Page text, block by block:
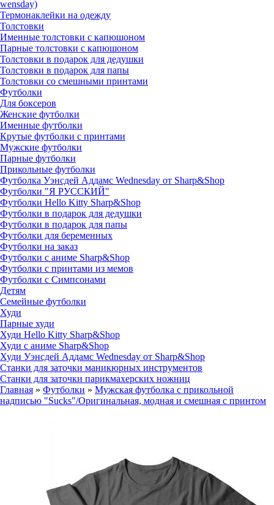
wensday)
Термонаклейки на одежду
Толстовки
Именные толстовки с капюшоном
Парные толстовки с капюшоном
Толстовки в подарок для дедушки
Толстовки в подарок для папы
Толстовки со смешными принтами
Футболки
Для боксеров
Женские футболки
Именные футболки
Крутые футболки с принтами
Мужские футболки
Парные футболки
Прикольные футболки
Футболка Уэнсдей Аддамс Wednesday от Sharp&Shop
Футболки "Я РУССКИЙ"
Футболки Hello Kitty Sharp&Shop
Футболки в подарок для дедушки
Футболки в подарок для папы
Футболки для беременных
Футболки на заказ
Футболки с аниме Sharp&Shop
Футболки с принтами из мемов
Футболки с Симпсонами
Детям
Семейные футболки
Худи
Парные худи
Худи Hello Kitty Sharp&Shop
Худи с аниме Sharp&Shop
Худи Уэнсдей Аддамс Wednesday от Sharp&Shop
Станки для заточки маникюрных инструментов
Станки для заточки парикмахерских ножниц
Главная » Футболки » Мужская футболка с прикольной
надписью "Sucks"/Оригинальная, модная и смешная с принтом